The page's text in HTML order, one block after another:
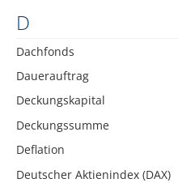
D
Dachfonds
Dauerauftrag
Deckungskapital
Deckungssumme
Deflation
Deutscher Aktienindex (DAX)